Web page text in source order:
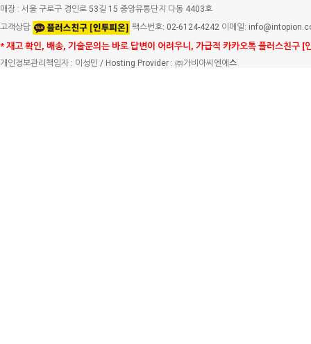
매장 : 서울 구로구 경인로 53길 15 중앙유통단지 다동 4403호
고객상담
팩스번호: 02-6124-4242 이메일:
* 재고 확인, 배송, 기술문의는 바로 답변이 어려우니, 가급적 카카오톡 플러스친구 [
개인정보관리책임자 : 이성민 / Hosting Provider : ㈜가비아씨엔에 스